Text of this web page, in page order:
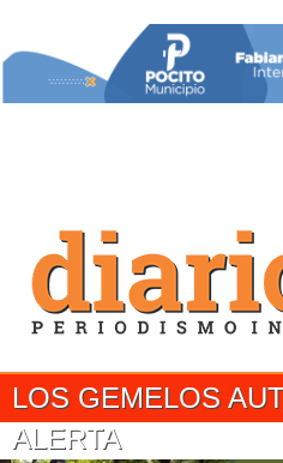
LOS GEMELOS
ALERTA